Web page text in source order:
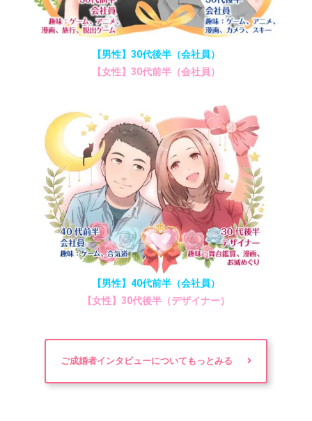
【男性】30代後半（会社員）
【女性】30代前半（会社員）
【男性】40代前半（会社員）
【女性】30代後半（デザイナー）
ご成婚者インタビューについてもっとみる